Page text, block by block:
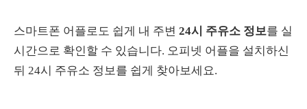
스마트폰 어플로도 쉽게 내 주변 24시 주유소 정보를 실
시간으로 확인할 수 있습니다. 오피넷 어플을 설치하신
뒤 24시 주유소 정보를 쉽게 찾아보세요.